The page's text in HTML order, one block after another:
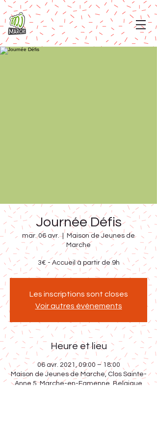
Journée Défis
mar. 06 avr.
  |
Maison de Jeunes de
Marche
3€ - Accueil à partir de 9h
Les inscriptions sont closes
Voir autres événements
Heure et lieu
06 avr. 2021, 09:00 – 18:00
Maison de Jeunes de Marche, Clos Sainte-
Anne 5, Marche-en-Famenne, Belgique